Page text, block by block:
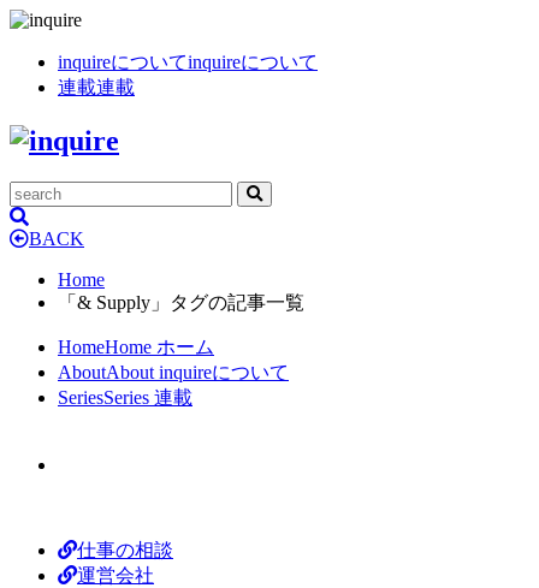
inquireについてinquireについて
連載連載
BACK
Home
「& Supply」タグの記事一覧
HomeHome ホーム
AboutAbout inquireについて
SeriesSeries 連載
仕事の相談
運営会社